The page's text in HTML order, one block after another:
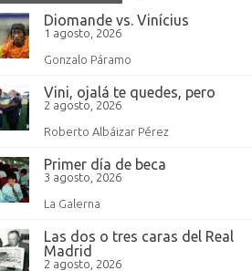
Diomande vs. Vinícius
1 agosto, 2026
Gonzalo Páramo
Vini, ojalá te quedes, pero
2 agosto, 2026
Roberto Albáizar Pérez
Primer día de beca
3 agosto, 2026
La Galerna
Las dos o tres caras del Real
Madrid
2 agosto, 2026